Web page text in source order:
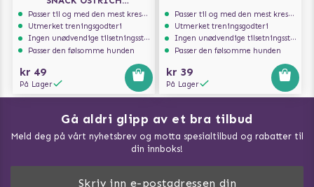
BLACKBERRIES 200G
Passer til og med den mest kresne hunden
Utmerket treningsgodteri
Ingen unødvendige tilsetningsstoffer
Passer den følsomme hunden
kr 49
På Lager
Passer til og med den mest kresne hunden
Utmerket treningsgodteri
Ingen unødvendige tilsetningsstoffer
Passer den følsomme hunden
kr 39
På Lager
Gå aldri glipp av et bra tilbud
Meld deg på vårt nyhetsbrev og motta spesialtilbud og rabatter til
din innboks!